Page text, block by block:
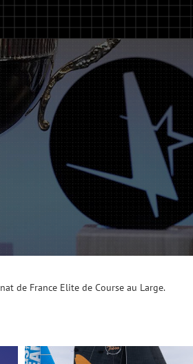
de France Elite de Course au Large.